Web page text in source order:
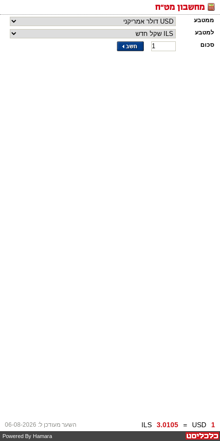
ממטבע
למטבע
סכום
1
USD
=
3.0105
ILS השער מעודכן ל: 06-08-2026
Powered By Hamara